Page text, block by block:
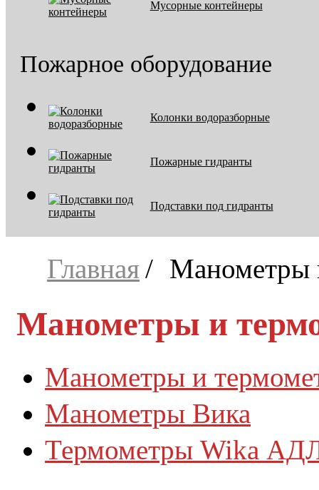
Мусорные контейнеры
Пожарное оборудование
Колонки водоразборные
Пожарные гидранты
Подставки под гидранты
Главная Манометры
Манометры и
Манометры и
Манометры Вика
Термометры Wika